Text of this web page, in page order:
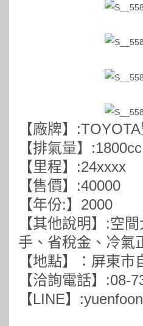
【廠牌】
【排氣量】:1800cc
【里程】:24xxxx
【售價】:40000
【年份:】2000
【其他說明】:空
手、省稅金、冷氣
【地點】：屏東
【洽詢電話】:08-
【LINE】